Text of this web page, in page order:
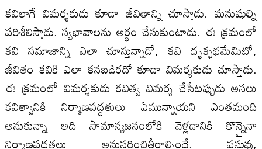
కవిలాగే విమర్శకుడు కూడా జీవితాన్ని చూస్తాడు. మనుషుల్ని
పరిశీలిస్తాడు. స్వభావాలను అర్థం చేసుకుంటాడు. ఈ క్రమంలో
కవి సమాజాన్ని ఎలా చూస్తున్నాడో, కవి దృక్ఫథమేమిటో,
జీవితం కవికి ఎలా కనబడిరదో కూడా విమర్శకుడు చూస్తాడు.
ఈ క్రమంలో విమర్శకుడు కవిత్వ విమర్శ చేసేటప్పుడు అసలు
కవిత్వానికి నిర్మాణపద్దతులు ఏమున్నాయని ఎంతమంది
అనుకున్నా అది సామాన్యజనంలోకి వెళ్లడానికి కొన్నైనా
నిర్మాణపద్దతలు అనుసరించితీరాల్సిందే. వస్తువు,